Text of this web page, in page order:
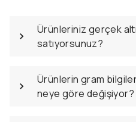
Ürünleriniz gerçek
satıyorsunuz?
Ürünlerin gram
neye göre değişiyor?